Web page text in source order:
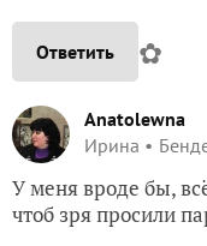
Ответить ✿
Anatolewna
Ирина
У меня вроде бы,
чтоб зря просили